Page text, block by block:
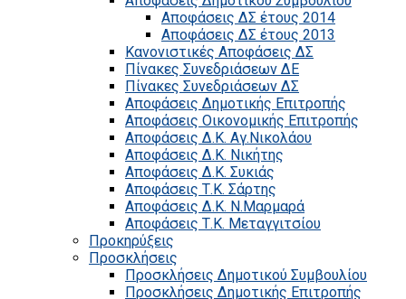
Αποφάσεις ΔΣ έτους 2014
Αποφάσεις ΔΣ έτους 2013
Κανονιστικές Αποφάσεις ΔΣ
Πίνακες Συνεδριάσεων ΔΕ
Πίνακες Συνεδριάσεων ΔΣ
Αποφάσεις Δημοτικής Επιτροπής
Αποφάσεις Οικονομικής Επιτροπής
Αποφάσεις Δ.Κ. Αγ.Νικολάου
Αποφάσεις Δ.Κ. Νικήτης
Αποφάσεις Δ.Κ. Συκιάς
Αποφάσεις Τ.Κ. Σάρτης
Αποφάσεις Δ.Κ. Ν.Μαρμαρά
Αποφάσεις Τ.Κ. Μεταγγιτσίου
Προκηρύξεις
Προσκλήσεις
Προσκλήσεις Δημοτικού Συμβουλίου
Προσκλήσεις Δημοτικής Επιτροπής